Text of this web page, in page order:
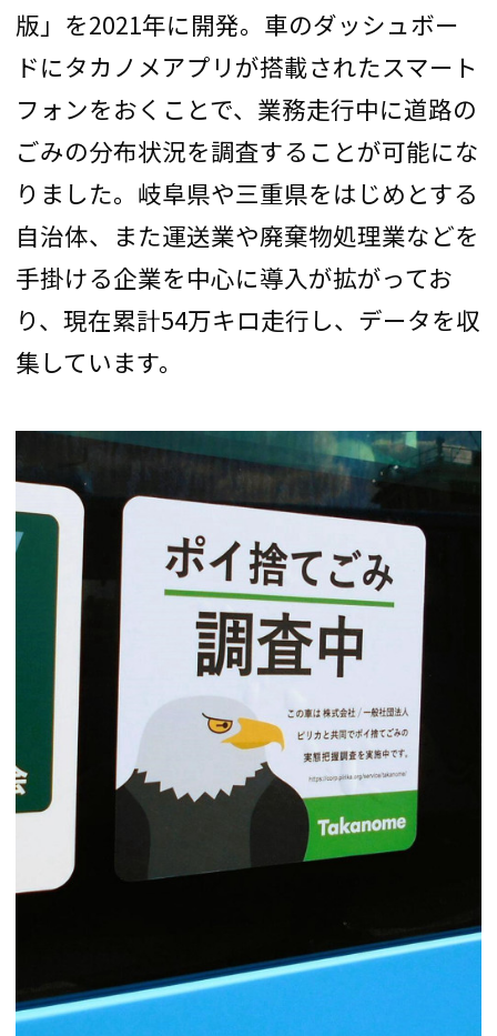
版」を2021年に開発。車のダッシュボー
ドにタカノメアプリが搭載されたスマート
フォンをおくことで、業務走行中に道路の
ごみの分布状況を調査することが可能にな
りました。岐阜県や三重県をはじめとする
自治体、また運送業や廃棄物処理業などを
手掛ける企業を中心に導入が拡がってお
り、現在累計54万キロ走行し、データを収
集しています。